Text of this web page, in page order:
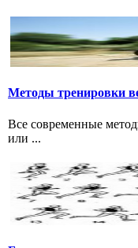
Методы тренировки
Все современные
или ...